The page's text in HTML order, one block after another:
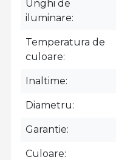
Unghi de
iluminare
Temperatura de
culoare
Inaltime
Diametru
Garantie
Culoare